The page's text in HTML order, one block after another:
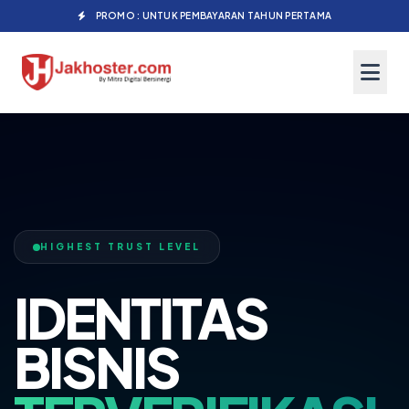
PROMO : UNTUK PEMBAYARAN TAHUN PERTAMA
HIGHEST TRUST LEVEL
IDENTITAS
BISNIS